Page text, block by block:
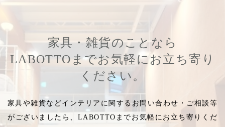
家具・雑貨のことなら
LABOTTOまでお気軽にお立ち寄り
ください。
家具や雑貨などインテリアに関するお問い合わせ・ご相談等
がございましたら、LABOTTOまでお気軽にお立ち寄りくだ